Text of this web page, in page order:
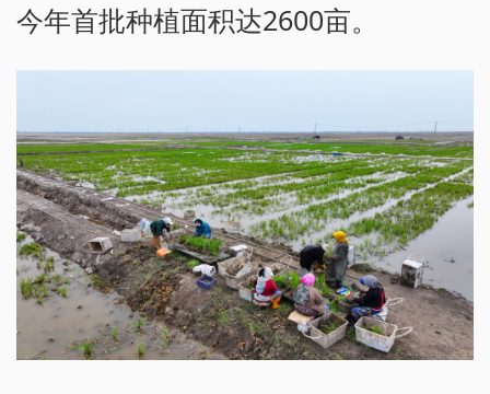
今年首批种植面积达2600亩。